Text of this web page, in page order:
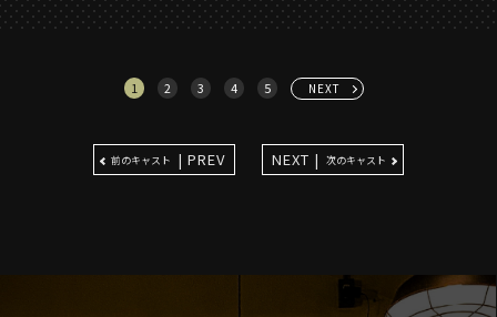
1 2 3 4 5 NEXT
前のキャスト | PREV NEXT | 次のキャスト